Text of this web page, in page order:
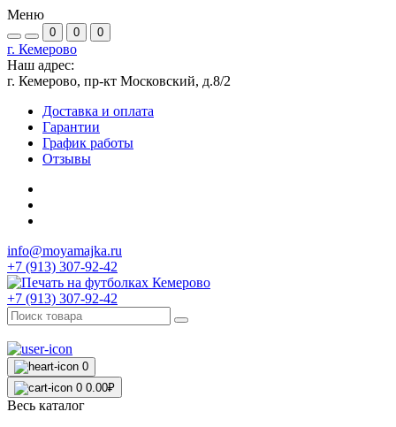
Меню
0 0 0
г. Кемерово
Наш адрес:
г. Кемерово, пр-кт Московский, д.8/2
Доставка и оплата
Гарантии
График работы
Отзывы
info@moyamajka.ru
+7 (913) 307-92-42
+7 (913) 307-92-42
0
0 0.00₽
Весь каталог